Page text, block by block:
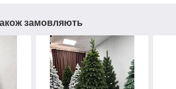
замовляють